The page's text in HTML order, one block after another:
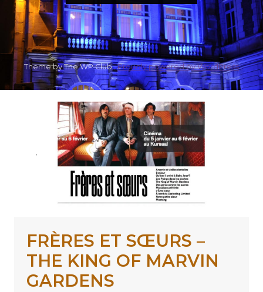
FRÈRES ET SŒURS –
THE KING OF MARVIN
GARDENS
Theme by The WP Club .Proudly powered by WordPress